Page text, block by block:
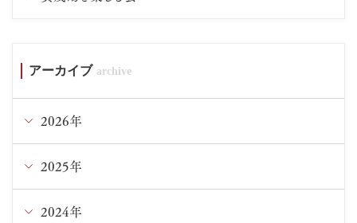
アーカイブ
2026年
8月
7月
2025年
12月
2024年